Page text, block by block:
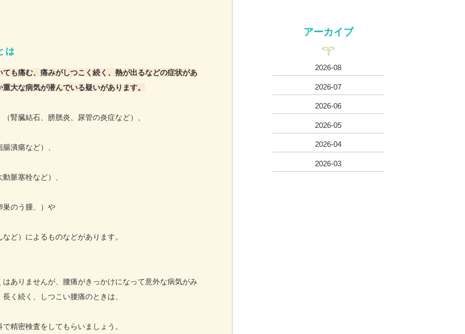
は
も痛む、痛みがしつこく続く、熱が出るなどの症状があ
大な病気が潜んでいる疑いがあります。
腎臓結石、膀胱炎、尿管の炎症など）、
潰瘍など）、
脈塞栓など）、
巣のう腫、）や
ど）によるものなどがあります。
ありませんが、腰痛がきっかけになって意外な病気がみ
く続く、しつこい腰痛のときは、
精密検査をしてもらいましょう。
アーカイブ
2026-08
2026-07
2026-06
2026-05
2026-04
2026-03